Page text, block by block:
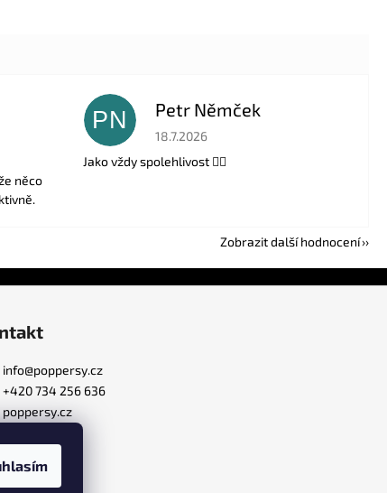
5 hvězdiček.
něco
PN Petr Němček
Hodnocení obchodu je 5 z 5 hvězdiček.
18.7.2026
Jako vždy spolehlivost 👍🏻
Zobrazit další hodnocení
info@poppersy.cz
+420 734 256 636
poppersy.cz